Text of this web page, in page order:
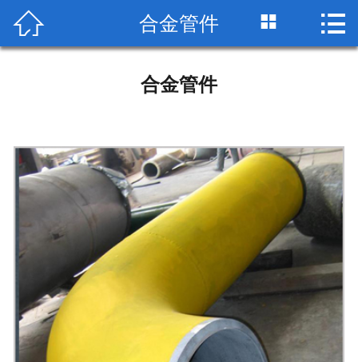
网站首页
荣誉资质
工艺流程
检测设备
生产车间
包装运输
技术标准
 合金管件  
合金管件